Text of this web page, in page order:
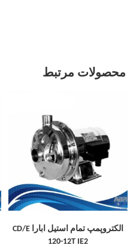
محصولات مرتبط
الکتروپمپ تمام استیل ابارا CD/E
120-12T IE2